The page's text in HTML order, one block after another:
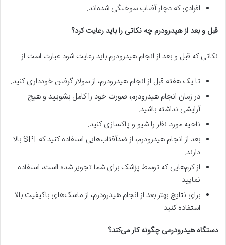
افرادی که دچار آفتاب سوختگی شده‌اند.
قبل و بعد از هیدرودرم چه نکاتی را باید رعایت کرد؟
نکاتی که قبل و بعد از انجام هیدرودرم باید رعایت شود عبارت است از:
تا یک هفته قبل از انجام هیدرودرم، از سولار گرفتن خودداری کنید.
در زمان انجام هیدرودرم، صورت خود را کامل بشویید و هیچ
آرایشی نداشته باشید.
ناحیه مورد نظر را شیو و پاکسازی کنید.
بعد از انجام هیدرودرم، از ضدآفتاب‌هایی استفاده کنید کهSPF بالا
دارند.
از کرم‌هایی که توسط پزشک برای شما تجویز شده است، استفاده
نمایید.
برای نتایج بهتر بعد از انجام هیدرودرم، از ماسک‌های باکیفیت بالا
استفاده کنید.
دستگاه هیدرودرمی چگونه کار می‌کند؟